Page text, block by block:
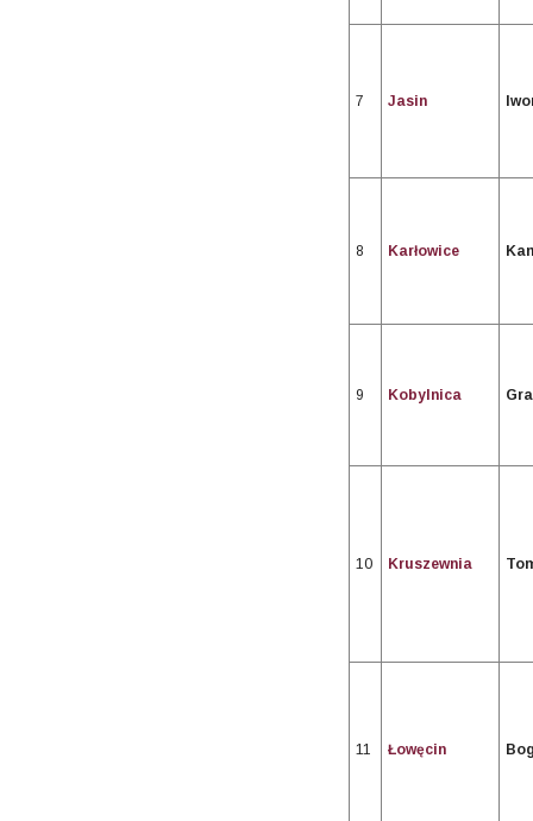
7 Jasin
8 Karłowice
9 Kobylnica
10 Kruszewnia
11 Łowęcin